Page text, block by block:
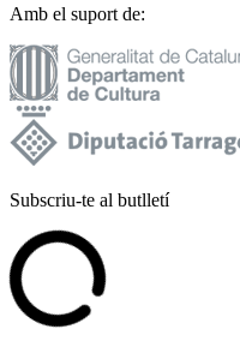
Amb el suport de:
Subscriu-te al butlletí